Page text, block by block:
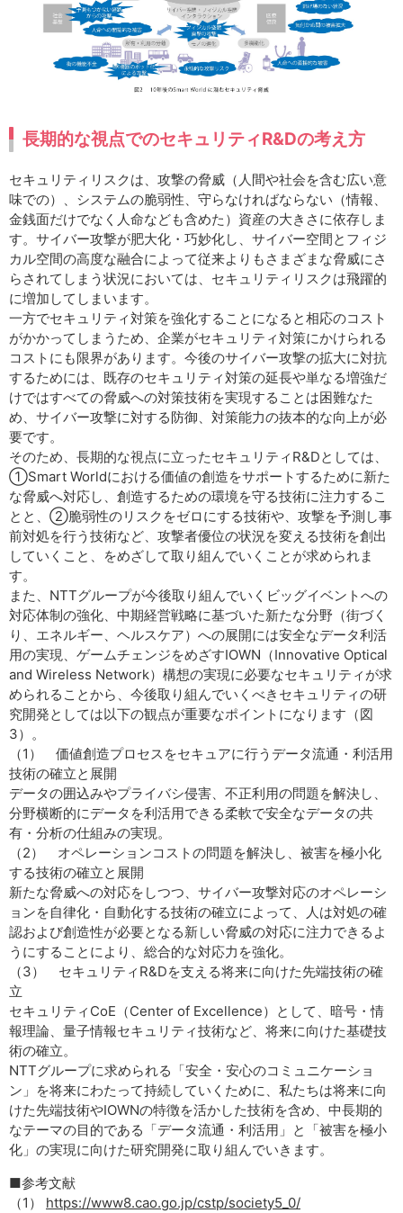
長期的な視点でのセキュリティR&Dの考え方
セキュリティリスクは、攻撃の脅威（人間や社会を含む広い意
味での）、システムの脆弱性、守らなければならない（情報、
金銭面だけでなく人命なども含めた）資産の大きさに依存しま
す。サイバー攻撃が肥大化・巧妙化し、サイバー空間とフィジ
カル空間の高度な融合によって従来よりもさまざまな脅威にさ
らされてしまう状況においては、セキュリティリスクは飛躍的
に増加してしまいます。
一方でセキュリティ対策を強化することになると相応のコスト
がかかってしまうため、企業がセキュリティ対策にかけられる
コストにも限界があります。今後のサイバー攻撃の拡大に対抗
するためには、既存のセキュリティ対策の延長や単なる増強だ
けではすべての脅威への対策技術を実現することは困難なた
め、サイバー攻撃に対する防御、対策能力の抜本的な向上が必
要です。
そのため、長期的な視点に立ったセキュリティR&Dとしては、
①Smart Worldにおける価値の創造をサポートするために新た
な脅威へ対応し、創造するための環境を守る技術に注力するこ
とと、②脆弱性のリスクをゼロにする技術や、攻撃を予測し事
前対処を行う技術など、攻撃者優位の状況を変える技術を創出
していくこと、をめざして取り組んでいくことが求められま
す。
また、NTTグループが今後取り組んでいくビッグイベントへの
対応体制の強化、中期経営戦略に基づいた新たな分野（街づく
り、エネルギー、ヘルスケア）への展開には安全なデータ利活
用の実現、ゲームチェンジをめざすIOWN（Innovative Optical
and Wireless Network）構想の実現に必要なセキュリティが求
められることから、今後取り組んでいくべきセキュリティの研
究開発としては以下の観点が重要なポイントになります（図
3）。
（1） 価値創造プロセスをセキュアに行うデータ流通・利活用
技術の確立と展開
データの囲込みやプライバシ侵害、不正利用の問題を解決し、
分野横断的にデータを利活用できる柔軟で安全なデータの共
有・分析の仕組みの実現。
（2） オペレーションコストの問題を解決し、被害を極小化
する技術の確立と展開
新たな脅威への対応をしつつ、サイバー攻撃対応のオペレーシ
ョンを自律化・自動化する技術の確立によって、人は対処の確
認および創造性が必要となる新しい脅威の対応に注力できるよ
うにすることにより、総合的な対応力を強化。
（3） セキュリティR&Dを支える将来に向けた先端技術の確
立
セキュリティCoE（Center of Excellence）として、暗号・情
報理論、量子情報セキュリティ技術など、将来に向けた基礎技
術の確立。
NTTグループに求められる「安全・安心のコミュニケーショ
ン」を将来にわたって持続していくために、私たちは将来に向
けた先端技術やIOWNの特徴を活かした技術を含め、中長期的
なテーマの目的である「データ流通・利活用」と「被害を極小
化」の実現に向けた研究開発に取り組んでいきます。
■参考文献
（1） https://www8.cao.go.jp/cstp/society5_0/